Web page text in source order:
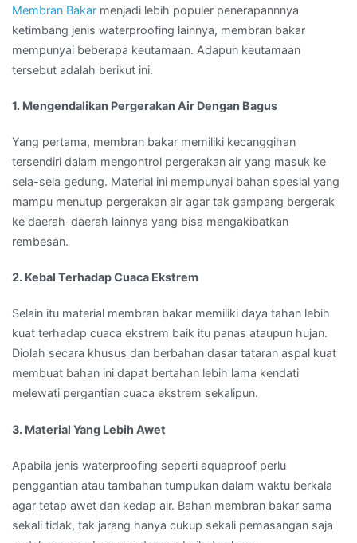
Membran Bakar menjadi lebih populer penerapannnya
ketimbang jenis waterproofing lainnya, membran bakar
mempunyai beberapa keutamaan. Adapun keutamaan
tersebut adalah berikut ini.
1. Mengendalikan Pergerakan Air Dengan Bagus
Yang pertama, membran bakar memiliki kecanggihan
tersendiri dalam mengontrol pergerakan air yang masuk ke
sela-sela gedung. Material ini mempunyai bahan spesial yang
mampu menutup pergerakan air agar tak gampang bergerak
ke daerah-daerah lainnya yang bisa mengakibatkan
rembesan.
2. Kebal Terhadap Cuaca Ekstrem
Selain itu material membran bakar memiliki daya tahan lebih
kuat terhadap cuaca ekstrem baik itu panas ataupun hujan.
Diolah secara khusus dan berbahan dasar tataran aspal kuat
membuat bahan ini dapat bertahan lebih lama kendati
melewati pergantian cuaca ekstrem sekalipun.
3. Material Yang Lebih Awet
Apabila jenis waterproofing seperti aquaproof perlu
penggantian atau tambahan tumpukan dalam waktu berkala
agar tetap awet dan kedap air. Bahan membran bakar sama
sekali tidak, tak jarang hanya cukup sekali pemasangan saja